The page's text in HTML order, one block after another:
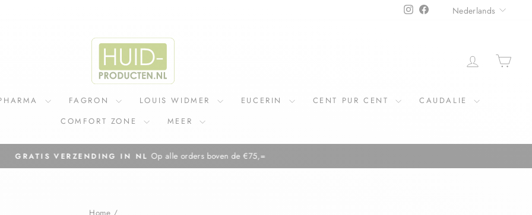
InstagramFacebookTAAL
Nederlands
FAGRON LOUIS WIDMER EUCERIN CENT PUR CENT
CAUDALIE
COMFORT ZONE
MEER
Diavoorstelling
GRATIS VERZENDING IN NL Op alle orders boven de €75,=
Home /